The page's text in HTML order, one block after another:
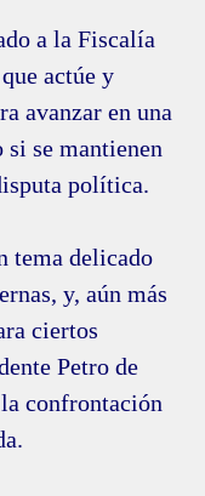
a la Fiscalía
actúe y
avanzar en una
se mantienen
política.
tema delicado
y, aún más
ciertos
Petro de
confrontación